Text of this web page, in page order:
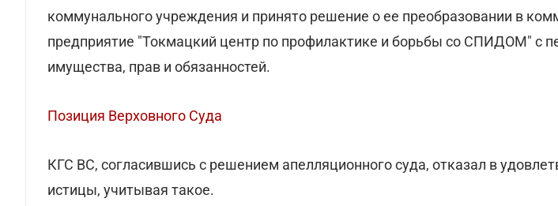
коммунального учреждения и принято решение о ее преобразовании в
предприятие "Токмацкий центр по профилактике и борьбы со СПИДОМ" с
имущества, прав и обязанностей.
Позиция Верховного Суда
КГС ВС, согласившись с решением апелляционного суда, отказал в
истицы, учитывая такое.